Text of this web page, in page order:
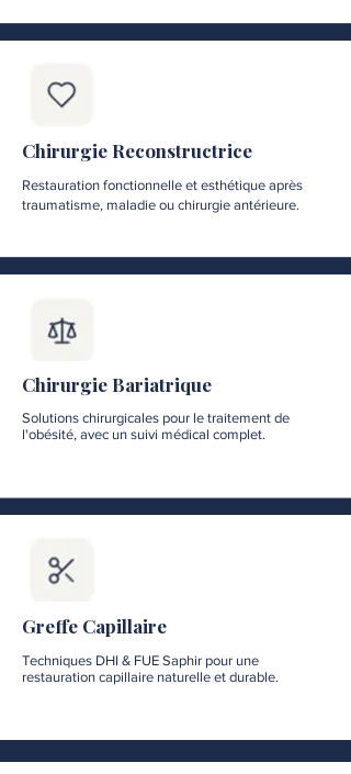
Chirurgie Reconstructrice
Restauration fonctionnelle et esthétique après
traumatisme, maladie ou chirurgie antérieure.
Chirurgie Bariatrique
Solutions chirurgicales pour le traitement de
l'obésité, avec un suivi médical complet.
Greffe Capillaire
Techniques DHI & FUE Saphir pour une
restauration capillaire naturelle et durable.